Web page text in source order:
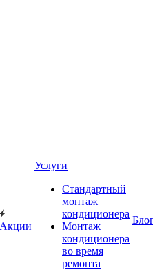
Акции
Услуги
Стандартный
монтаж
кондиционера
Монтаж
кондиционера
во время
ремонта